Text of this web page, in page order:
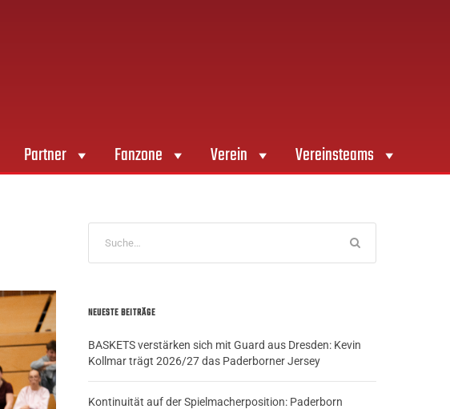
Partner Fanzone Verein Vereinsteams
NEUESTE BEITRÄGE
BASKETS verstärken sich mit Guard aus Dresden: Kevin
Kollmar trägt 2026/27 das Paderborner Jersey
Kontinuität auf der Spielmacherposition: Paderborn